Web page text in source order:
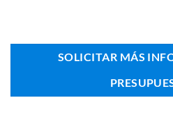
SOLICITAR MÁS